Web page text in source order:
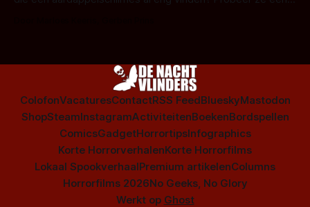
ColofonVacaturesContactRSS FeedBlueskyMastodon
ShopSteamInstagramActiviteitenBoekenBordspellen
ComicsGadgetHorrortipsInfographics
Korte HorrorverhalenKorte Horrorfilms
Lokaal SpookverhaalPremium artikelenColumns
Horrorfilms 2026No Geeks, No Glory
Werkt op Ghost